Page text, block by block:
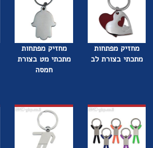
מחזיק מפתחות
מתכתי בצורת לב
מחזיק מפתחות
מתכתי מט בצורת
חמסה